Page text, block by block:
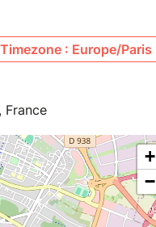
Timezone : Europe/Paris
France
+
−